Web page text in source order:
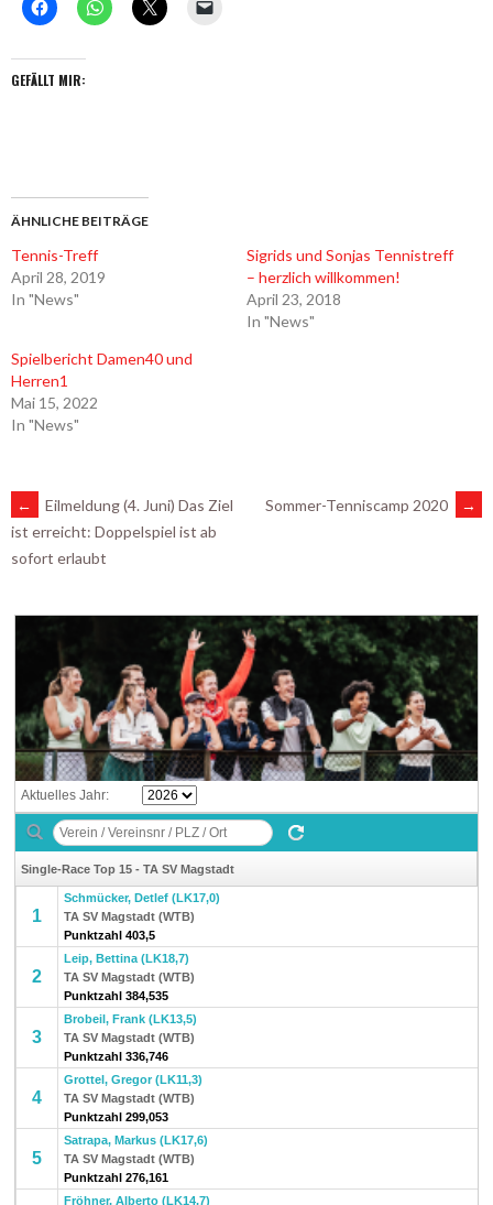
GEFÄLLT MIR:
ÄHNLICHE BEITRÄGE
Tennis-Treff
April 28, 2019
In "News"
Sigrids und Sonjas Tennistreff
– herzlich willkommen!
April 23, 2018
In "News"
Spielbericht Damen40 und
Herren1
Mai 15, 2022
In "News"
ARTIKEL-
NAVIGATION
←
Eilmeldung (4. Juni) Das Ziel
ist erreicht: Doppelspiel ist ab
sofort erlaubt
Sommer-Tenniscamp 2020 →